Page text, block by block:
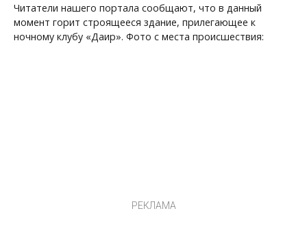
Читатели нашего портала сообщают, что в данный
момент горит строящееся здание, прилегающее к
ночному клубу «Даир». Фото с места происшествия:
РЕКЛАМА